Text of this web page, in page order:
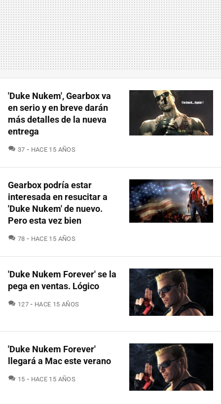
'Duke Nukem', Gearbox va
en serio y en breve darán
más detalles de la nueva
entrega
37 COMENTARIOS
HACE 15 AÑOS
Gearbox podría estar
interesada en resucitar a
'Duke Nukem' de nuevo.
Pero esta vez bien
78 COMENTARIOS
HACE 15 AÑOS
'Duke Nukem Forever' se la
pega en ventas. Lógico
127COMENTARIOS
HACE 15 AÑOS
'Duke Nukem Forever'
llegará a Mac este verano
15 COMENTARIOS
HACE 15 AÑOS